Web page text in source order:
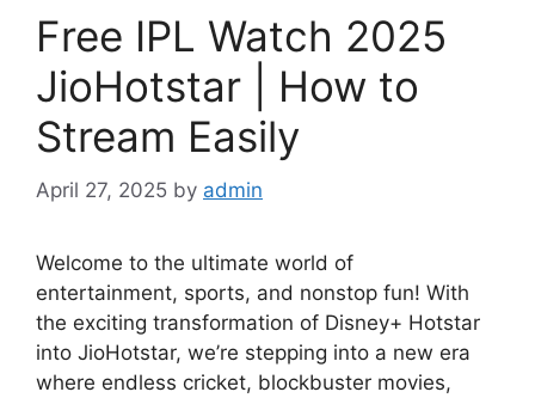
Free IPL Watch 2025
JioHotstar | How to
Stream Easily
April 27, 2025 by admin
Welcome to the ultimate world of
entertainment, sports, and nonstop fun! With
the exciting transformation of Disney+ Hotstar
into JioHotstar, we’re stepping into a new era
where endless cricket, blockbuster movies,